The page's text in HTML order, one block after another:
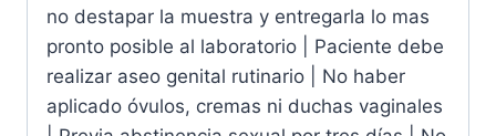
no destapar la muestra y entregarla lo mas
pronto posible al laboratorio | Paciente debe
realizar aseo genital rutinario | No haber
aplicado óvulos, cremas ni duchas vaginales